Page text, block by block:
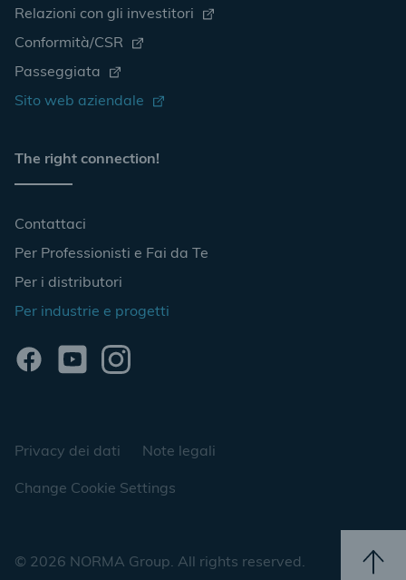
Relazioni con gli investitori
Conformità/CSR
Passeggiata
Sito web aziendale
The right connection!
Contattaci
Per Professionisti e Fai da Te
Per i distributori
Per industrie e progetti
Privacy dei dati Note legali
Change Cookie Settings
© 2026 NORMA Group. All rights reserved.